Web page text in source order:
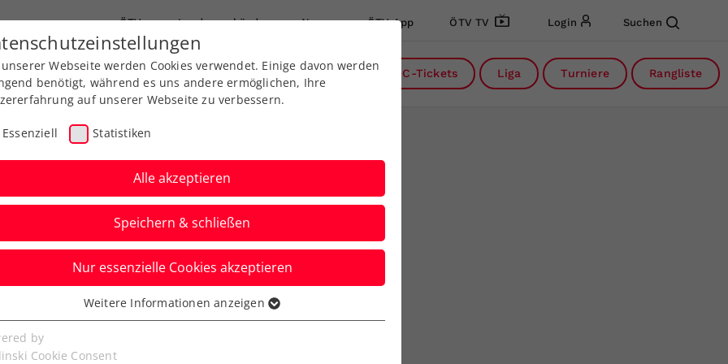
ÖTV Landesverbände News ÖTV App ÖTV TV Login Suchen
Ausbildungen Services Über uns DC-Tickets Liga Turniere Rangliste
Linz: Muchová
den Raster
Webseite werden Cookies verwendet. Einige davon werden
benötigt, während es uns andere ermöglichen, Ihre
auf unserer Webseite zu verbessern.
Essenziell Statistiken
Alle akzeptieren
Speichern & schließen
Nur essenzielle Cookies akzeptieren
Cookies werden für grundlegende Funktionen der
benötigt. Dadurch ist gewährleistet, dass die Webseite
Weitere Informationen anzeigen
by
Cookie Consent